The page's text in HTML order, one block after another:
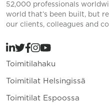
52,000 professionals
world that’s been built, but
our clients, colleagues and
Toimitilahaku
Toimitilat Helsingissä
Toimitilat Espoossa